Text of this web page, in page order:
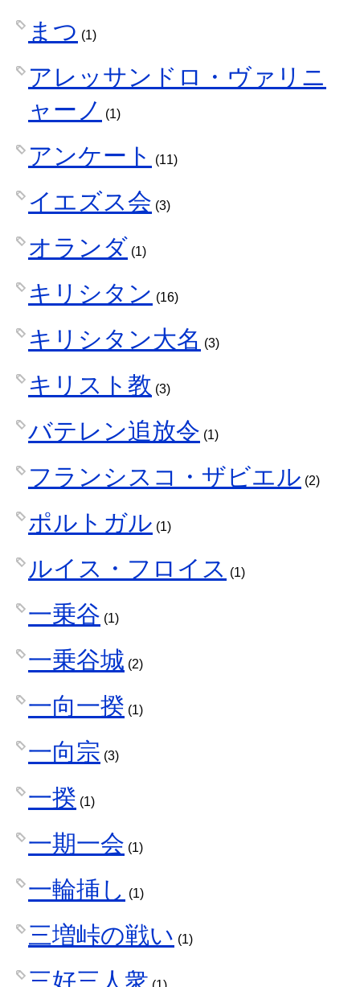
まつ (1)
アレッサンドロ・ヴァリニ
ャーノ
(1)
アンケート (11)
イエズス会 (3)
オランダ (1)
キリシタン (16)
キリシタン大名 (3)
キリスト教 (3)
バテレン追放令 (1)
フランシスコ・ザビエル (2)
ポルトガル (1)
ルイス・フロイス (1)
一乗谷 (1)
一乗谷城 (2)
一向一揆 (1)
一向宗 (3)
一揆 (1)
一期一会 (1)
一輪挿し (1)
三増峠の戦い (1)
三好三人衆